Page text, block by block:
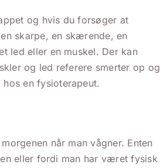
og hvis du forsøger at
skarpe, en skærende, en
led eller en muskel. Der kan
og led referere smerter op og
en fysioterapeut.
når man vågner. Enten
eller fordi man har været fysisk